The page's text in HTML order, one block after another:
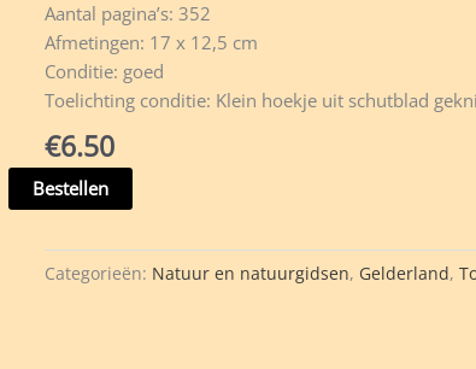
Aantal pagina’s: 352
Afmetingen: 17 x 12,5 cm
Conditie: goed
Toelichting conditie: Klein hoekje uit schutblad
€6.50
Hoge
Bestellen
Categorieën: Natuur en natuurgidsen, Gelderland,